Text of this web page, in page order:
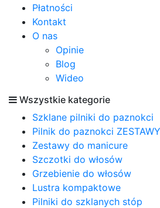
Płatności
Kontakt
O nas
Opinie
Blog
Wideo
Wszystkie kategorie
Szklane pilniki do paznokci
Pilnik do paznokci ZESTAWY
Zestawy do manicure
Szczotki do włosów
Grzebienie do włosów
Lustra kompaktowe
Pilniki do szklanych stóp